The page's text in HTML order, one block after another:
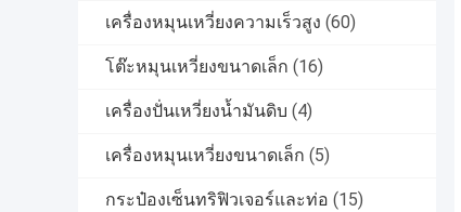
เครื่องหมุนเหวี่ยงความเร็วสูง (60)
โต๊ะหมุนเหวี่ยงขนาดเล็ก (16)
เครื่องปั่นเหวี่ยงน้ำมันดิบ (4)
เครื่องหมุนเหวี่ยงขนาดเล็ก (5)
กระป๋องเซ็นทริฟิวเจอร์และท่อ (15)